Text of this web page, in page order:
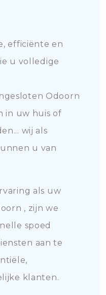
efficiënte en
u volledige
Odoorn
in uw huis of
wij als
u van
als uw
, zijn we
spoed
aan te
klanten.